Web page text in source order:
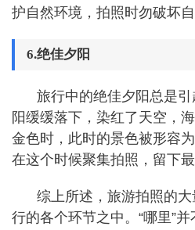
护自然环境，拍照时勿破坏自
6.绝佳夕阳
旅行中的绝佳夕阳总是
阳缓缓落下，染红了天空，
金色时，此时的景色被形容
在这个时候聚集拍照，留下最
综上所述，旅游拍照的
行的各个环节之中。“哪里”